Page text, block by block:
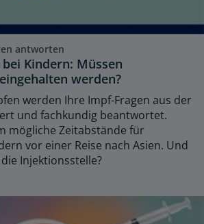
antworten
Kindern: Müssen
werden?
werden Ihre Impf-Fragen aus der
und fachkundig beantwortet.
mögliche Zeitabstände für
vor einer Reise nach Asien. Und
Injektionsstelle?